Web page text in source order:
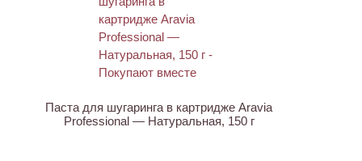
Паста для шугаринга в картридже Aravia
Professional — Натуральная, 150 г